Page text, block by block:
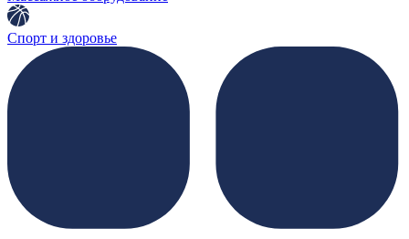
Спорт и здоровье